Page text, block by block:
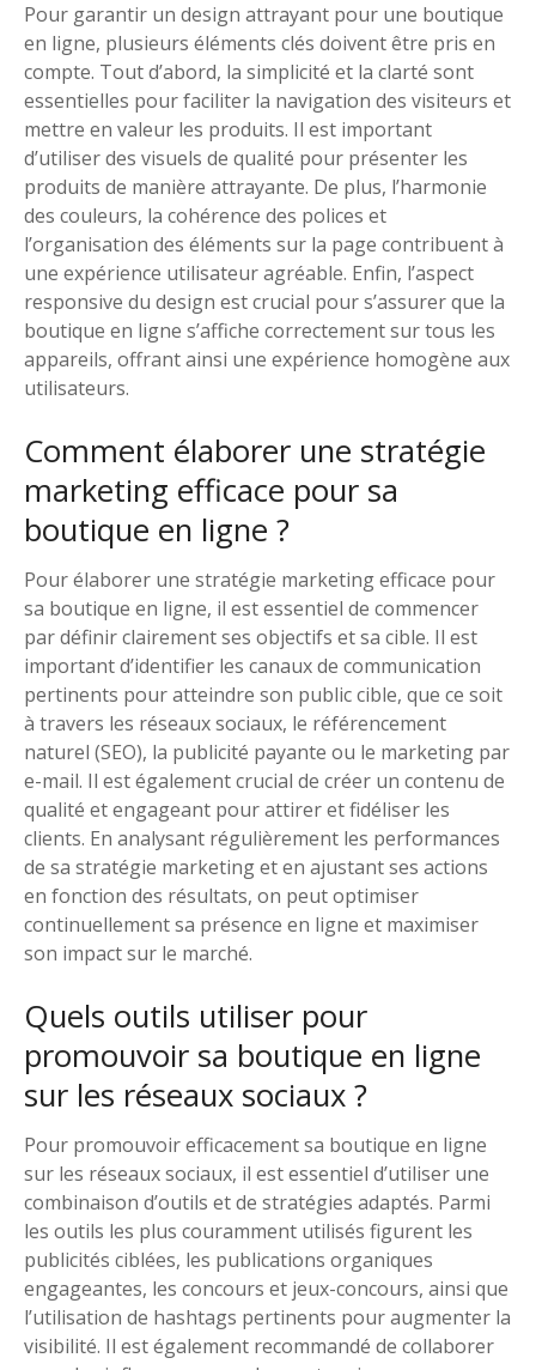
Pour garantir un design attrayant pour une boutique
en ligne, plusieurs éléments clés doivent être pris en
compte. Tout d’abord, la simplicité et la clarté sont
essentielles pour faciliter la navigation des visiteurs et
mettre en valeur les produits. Il est important
d’utiliser des visuels de qualité pour présenter les
produits de manière attrayante. De plus, l’harmonie
des couleurs, la cohérence des polices et
l’organisation des éléments sur la page contribuent à
une expérience utilisateur agréable. Enfin, l’aspect
responsive du design est crucial pour s’assurer que la
boutique en ligne s’affiche correctement sur tous les
appareils, offrant ainsi une expérience homogène aux
utilisateurs.
Comment élaborer une stratégie
marketing efficace pour sa
boutique en ligne ?
Pour élaborer une stratégie marketing efficace pour
sa boutique en ligne, il est essentiel de commencer
par définir clairement ses objectifs et sa cible. Il est
important d’identifier les canaux de communication
pertinents pour atteindre son public cible, que ce soit
à travers les réseaux sociaux, le référencement
naturel (SEO), la publicité payante ou le marketing par
e-mail. Il est également crucial de créer un contenu de
qualité et engageant pour attirer et fidéliser les
clients. En analysant régulièrement les performances
de sa stratégie marketing et en ajustant ses actions
en fonction des résultats, on peut optimiser
continuellement sa présence en ligne et maximiser
son impact sur le marché.
Quels outils utiliser pour
promouvoir sa boutique en ligne
sur les réseaux sociaux ?
Pour promouvoir efficacement sa boutique en ligne
sur les réseaux sociaux, il est essentiel d’utiliser une
combinaison d’outils et de stratégies adaptés. Parmi
les outils les plus couramment utilisés figurent les
publicités ciblées, les publications organiques
engageantes, les concours et jeux-concours, ainsi que
l’utilisation de hashtags pertinents pour augmenter la
visibilité. Il est également recommandé de collaborer